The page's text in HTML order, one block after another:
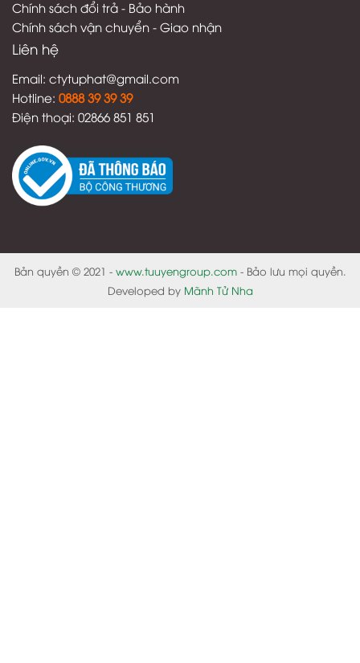
Chính sách đổi trả - Bảo hành
Chính sách vận chuyển - Giao nhận
Liên hệ
Email: ctytuphat@gmail.com
Hotline: 0888 39 39 39
Điện thoại: 02866 851 851
Bản quyền © 2021 - www.tuuyengroup.com- Bảo lưu mọi quyền.
Developed by Mãnh Tử Nha